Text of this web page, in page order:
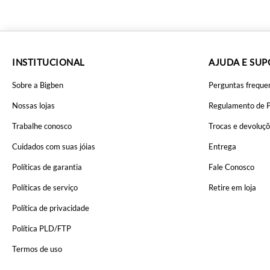
INSTITUCIONAL
Sobre a Bigben
Nossas lojas
Trabalhe conosco
Cuidados com suas jóias
Políticas de garantia
Políticas de serviço
Política de privacidade
Política PLD/FTP
Termos de uso
AJUDA E
Perguntas
Regulamento de
Trocas e
Entrega
Fale Conosco
Retire em loja